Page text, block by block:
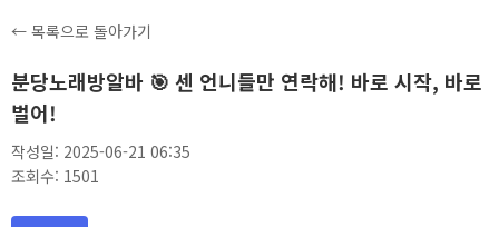
← 목록으로 돌아가기
분당노래방알바 🎯 센 언니들만 연락해! 바로 시작, 바로
벌어!
작성일: 2025-06-21 06:35
조회수: 1501